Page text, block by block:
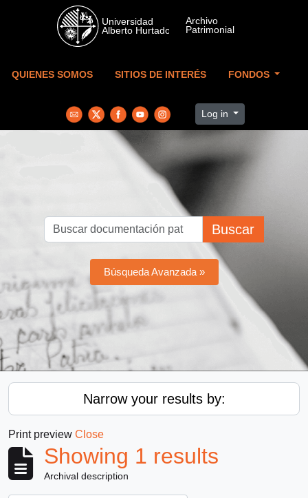
Skip to main content
QUIENES SOMOS SITIOS DE INTERÉS FONDOS
Log in
Buscar
Búsqueda Avanzada »
Narrow your results by:
Print preview Close
Showing 1 results
Archival description